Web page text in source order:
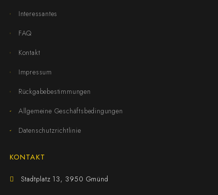
Interessantes
FAQ
Kontakt
Impressum
Rückgabebestimmungen
Allgemeine Geschäftsbedingungen
Datenschutzrichtlinie
KONTAKT
Stadtplatz 13, 3950 Gmünd